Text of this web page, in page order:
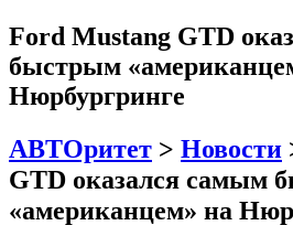
Ford Mustang GTD
быстрым
Нюрбургринге
АВТОритет > Новости
GTD оказался самым
«американцем» на